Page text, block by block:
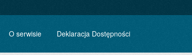
O serwisie Deklaracja Dostępności